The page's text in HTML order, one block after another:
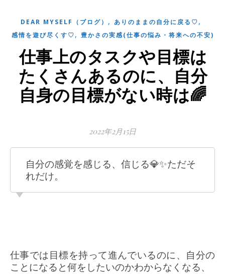
DEAR MYSELF（ブログ） , ありのままの自分に戻る♡,
感情を遊び尽くす♡, 豊かさの実感(仕事の悩み・将来への不安)
仕事上のタスクや目標は
たくさんあるのに、自分
自身の目標がない時は🌈
2022年2月15日
自分の感覚を感じる、信じる💎✨ただそ
れだけ。
仕事では目標を持って進んでいるのに、自分の
ことになると何をしたいのかわからなくなる、